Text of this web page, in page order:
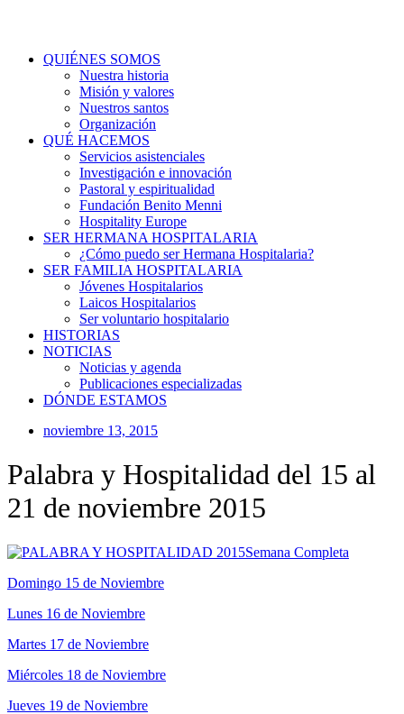
QUIÉNES SOMOS
Nuestra historia
Misión y valores
Nuestros santos
Organización
QUÉ HACEMOS
Servicios asistenciales
Investigación e innovación
Pastoral y espiritualidad
Fundación Benito Menni
Hospitality Europe
SER HERMANA HOSPITALARIA
¿Cómo puedo ser Hermana Hospitalaria?
SER FAMILIA HOSPITALARIA
Jóvenes Hospitalarios
Laicos Hospitalarios
Ser voluntario hospitalario
HISTORIAS
NOTICIAS
Noticias y agenda
Publicaciones especializadas
DÓNDE ESTAMOS
noviembre 13, 2015
Palabra y Hospitalidad del 15 al
21 de noviembre 2015
Semana Completa
Domingo 15 de Noviembre
Lunes 16 de Noviembre
Martes 17 de Noviembre
Miércoles 18 de Noviembre
Jueves 19 de Noviembre